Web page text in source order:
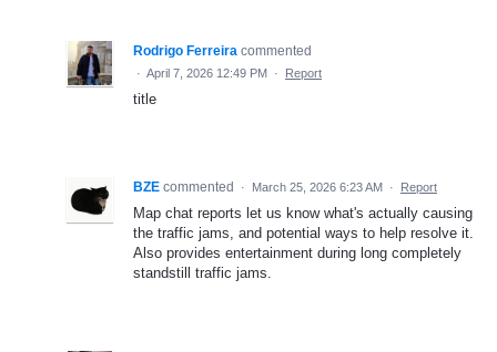
Rodrigo Ferreira commented
· April 7, 2026 12:49 PM · Report
title
BZE commented · March 25, 2026 6:23 AM · Report
Map chat reports let us know what's actually causing
the traffic jams, and potential ways to help resolve it.
Also provides entertainment during long completely
standstill traffic jams.